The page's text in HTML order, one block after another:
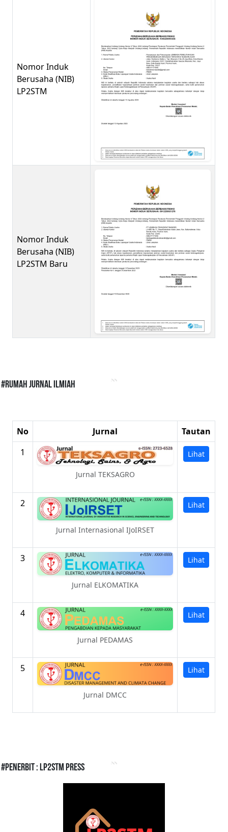
Nomor Induk
Berusaha (NIB)
LP2STM
Nomor Induk
Berusaha (NIB)
LP2STM Baru
#Rumah Jurnal Ilmiah
No Jurnal
Tautan
1
Jurnal TEKSAGRO
Lihat
2
Jurnal Internasional IJoIRSET
Lihat
3
Jurnal ELKOMATIKA
Lihat
4
Jurnal PEDAMAS
Lihat
5
Jurnal DMCC
Lihat
#Penerbit : LP2STM Press